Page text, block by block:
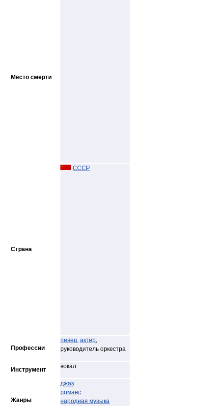
Место смерти
Страна
СССР
Профессии
певец, актёр,
руководитель оркестра
Инструмент вокал
Жанры
джаз
романс
народная музыка